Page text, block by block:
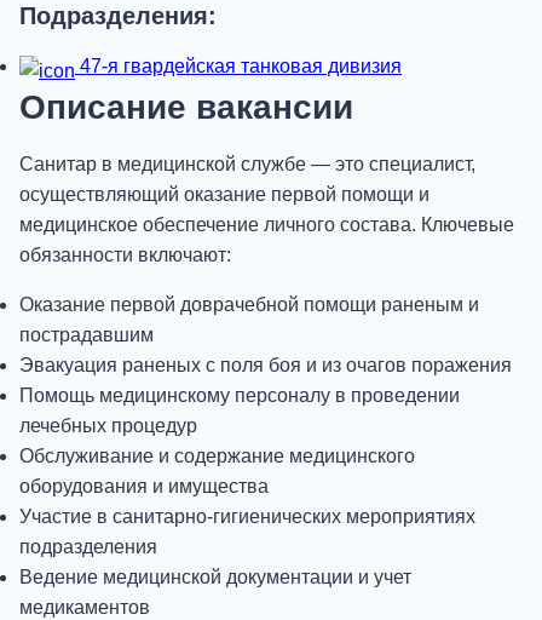
Подразделения:
47-я гвардейская танковая дивизия
Описание вакансии
Санитар в медицинской службе — это специалист,
осуществляющий оказание первой помощи и
медицинское обеспечение личного состава. Ключевые
обязанности включают:
Оказание первой доврачебной помощи раненым и
пострадавшим
Эвакуация раненых с поля боя и из очагов поражения
Помощь медицинскому персоналу в проведении
лечебных процедур
Обслуживание и содержание медицинского
оборудования и имущества
Участие в санитарно-гигиенических мероприятиях
подразделения
Ведение медицинской документации и учет
медикаментов